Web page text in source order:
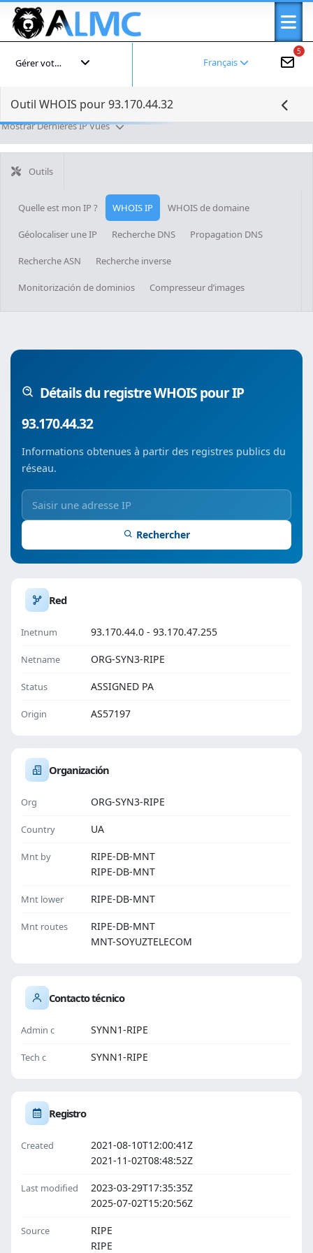
5
Français
Gérer votre compte
Outil WHOIS pour 93.170.44.32
Mostrar Dernières IP Vues
Outils
Quelle est mon IP ? WHOIS IP WHOIS de domaine
Géolocaliser une IP Recherche DNS Propagation DNS
Recherche ASN Recherche inverse
Monitorización de dominios Compresseur d’images
Détails du registre WHOIS pour IP
93.170.44.32
Informations obtenues à partir des registres publics du
réseau.
Rechercher
Red
Inetnum 93.170.44.0 - 93.170.47.255
Netname ORG-SYN3-RIPE
Status ASSIGNED PA
Origin AS57197
Organización
Org ORG-SYN3-RIPE
Country UA
Mnt by
RIPE-DB-MNT
RIPE-DB-MNT
Mnt lower RIPE-DB-MNT
Mnt routes
RIPE-DB-MNT
MNT-SOYUZTELECOM
Contacto técnico
Admin c SYNN1-RIPE
Tech c SYNN1-RIPE
Registro
Created
2021-08-10T12:00:41Z
2021-11-02T08:48:52Z
Last modified
2023-03-29T17:35:35Z
2025-07-02T15:20:56Z
Source
RIPE
RIPE